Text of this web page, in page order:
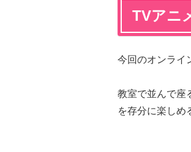
TVアニ
今回のオンライ
教室で並んで座
を存分に楽しめ